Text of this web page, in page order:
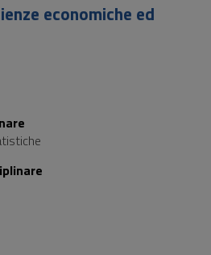
economiche ed